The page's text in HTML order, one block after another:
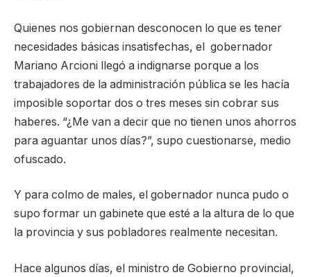
Quienes nos gobiernan desconocen lo que es tener
necesidades básicas insatisfechas, el gobernador
Mariano Arcioni llegó a indignarse porque a los
trabajadores de la administración pública se les hacía
imposible soportar dos o tres meses sin cobrar sus
haberes. “¿Me van a decir que no tienen unos ahorros
para aguantar unos días?”, supo cuestionarse, medio
ofuscado.
Y para colmo de males, el gobernador nunca pudo o
supo formar un gabinete que esté a la altura de lo que
la provincia y sus pobladores realmente necesitan.
Hace algunos días, el ministro de Gobierno provincial,